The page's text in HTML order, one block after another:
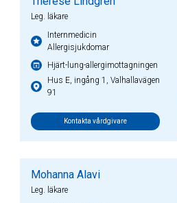
Leg. läkare
Internmedicin
Allergisjukdomar
Hjärt-lung-allergimottagningen
Hus E, ingång 1, Valhallavägen
91
Kontakta vårdgivare
Mohanna Alavi
Leg. läkare